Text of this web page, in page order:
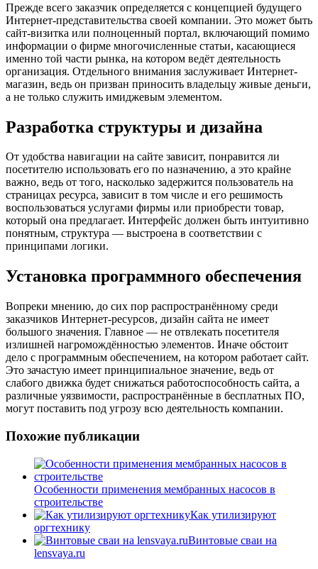
Прежде всего заказчик определяется с концепцией будущего
Интернет-представительства своей компании. Это может быть
сайт-визитка или полноценный портал, включающий помимо
информации о фирме многочисленные статьи, касающиеся
именно той части рынка, на котором ведёт деятельность
организация. Отдельного внимания заслуживает Интернет-
магазин, ведь он призван приносить владельцу живые деньги,
а не только служить имиджевым элементом.
Разработка структуры и дизайна
От удобства навигации на сайте зависит, понравится ли
посетителю использовать его по назначению, а это крайне
важно, ведь от того, насколько задержится пользователь на
страницах ресурса, зависит в том числе и его решимость
воспользоваться услугами фирмы или приобрести товар,
который она предлагает. Интерфейс должен быть интуитивно
понятным, структура — выстроена в соответствии с
принципами логики.
Установка программного обеспечения
Вопреки мнению, до сих пор распространённому среди
заказчиков Интернет-ресурсов, дизайн сайта не имеет
большого значения. Главное — не отвлекать посетителя
излишней нагромождённостью элементов. Иначе обстоит
дело с программным обеспечением, на котором работает сайт.
Это зачастую имеет принципиальное значение, ведь от
слабого движка будет снижаться работоспособность сайта, а
различные уязвимости, распространённые в бесплатных ПО,
могут поставить под угрозу всю деятельность компании.
Похожие публикации
Особенности применения мембранных насосов в
строительстве
Как утилизируют
оргтехнику
Винтовые сваи на
lensvaya.ru